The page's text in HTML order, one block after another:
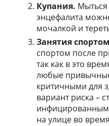
Купания. Мыться
энцефалита
мочалкой и
Занятия
спортом после
так как в это
любые
критичными для
вариант риска –
на улице во